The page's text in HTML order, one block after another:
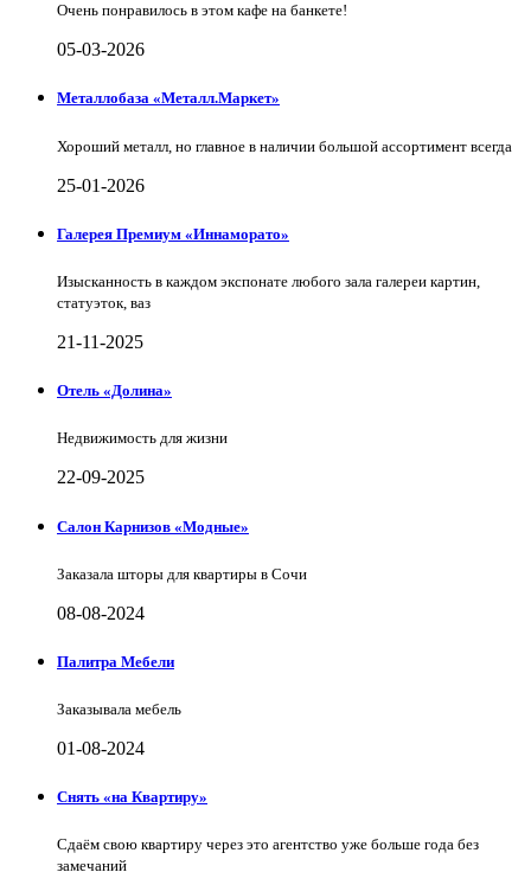
Очень понравилось в этом кафе на банкете!
05-03-2026
Металлобаза «Металл.Маркет»
Хороший металл, но главное в наличии большой ассортимент всегда
25-01-2026
Галерея Премиум «Иннаморато»
Изысканность в каждом экспонате любого зала галереи картин,
статуэток, ваз
21-11-2025
Отель «Долина»
Недвижимость для жизни
22-09-2025
Салон Карнизов «Модные»
Заказала шторы для квартиры в Сочи
08-08-2024
Палитра Мебели
Заказывала мебель
01-08-2024
Снять «на Квартиру»
Сдаём свою квартиру через это агентство уже больше года без
замечаний